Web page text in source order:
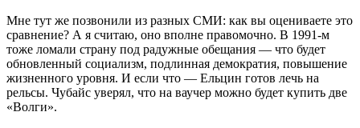
Мне тут же позвонили из разных СМИ: как вы оцениваете это
сравнение? А я считаю, оно вполне правомочно. В 1991-м
тоже ломали страну под радужные обещания — что будет
обновленный социализм, подлинная демократия, повышение
жизненного уровня. И если что — Ельцин готов лечь на
рельсы. Чубайс уверял, что на ваучер можно будет купить две
«Волги».